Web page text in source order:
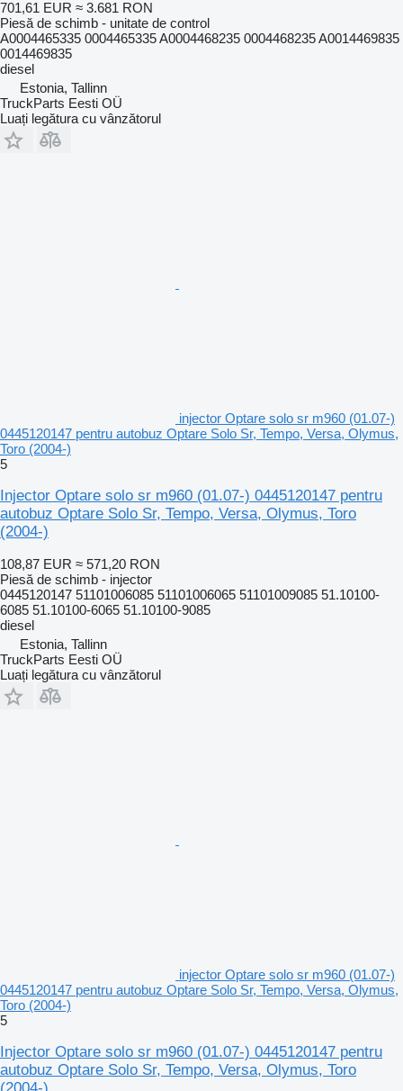
701,61 EUR ≈ 3.681 RON
Piesă de schimb - unitate de control
A0004465335 0004465335 A0004468235 0004468235 A0014469835
0014469835
diesel
Estonia, Tallinn
TruckParts Eesti OÜ
Luați legătura cu vânzătorul
injector Optare solo sr m960 (01.07-)
0445120147 pentru autobuz Optare Solo Sr, Tempo, Versa, Olymus,
Toro (2004-)
5
Injector Optare solo sr m960 (01.07-) 0445120147 pentru
autobuz Optare Solo Sr, Tempo, Versa, Olymus, Toro
(2004-)
108,87 EUR ≈ 571,20 RON
Piesă de schimb - injector
0445120147 51101006085 51101006065 51101009085 51.10100-
6085 51.10100-6065 51.10100-9085
diesel
Estonia, Tallinn
TruckParts Eesti OÜ
Luați legătura cu vânzătorul
injector Optare solo sr m960 (01.07-)
0445120147 pentru autobuz Optare Solo Sr, Tempo, Versa, Olymus,
Toro (2004-)
5
Injector Optare solo sr m960 (01.07-) 0445120147 pentru
autobuz Optare Solo Sr, Tempo, Versa, Olymus, Toro
(2004-)